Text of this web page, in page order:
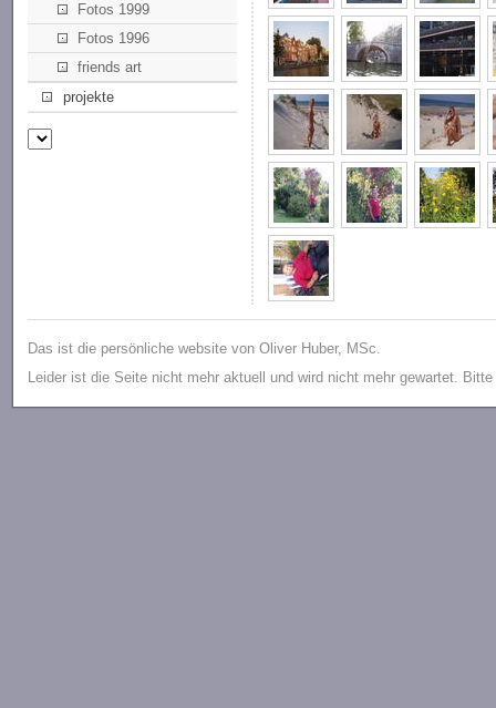
Fotos 1999
Fotos 1996
friends art
projekte
Das ist die persönliche website von Oliver Huber, MSc.
Leider ist die Seite nicht mehr aktuell und wird nicht mehr gewartet.